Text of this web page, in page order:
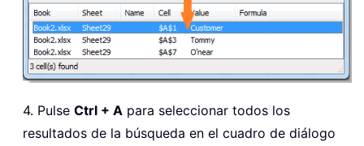
4. Pulse Ctrl + A para seleccionar todos los
resultados de la búsqueda en el cuadro de diálogo